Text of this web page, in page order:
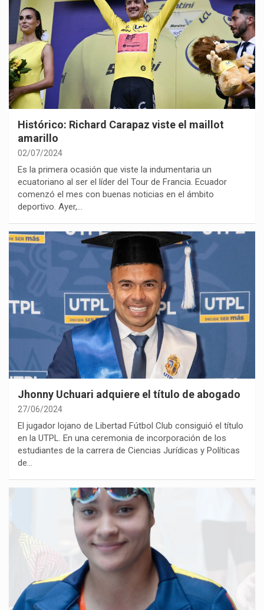
Histórico: Richard Carapaz viste el maillot
amarillo
02/07/2024
Es la primera ocasión que viste la indumentaria un
ecuatoriano al ser el líder del Tour de Francia. Ecuador
comenzó el mes con buenas noticias en el ámbito
deportivo. Ayer,…
Jhonny Uchuari adquiere el título de abogado
27/06/2024
El jugador lojano de Libertad Fútbol Club consiguió el título
en la UTPL. En una ceremonia de incorporación de los
estudiantes de la carrera de Ciencias Jurídicas y Políticas
de…